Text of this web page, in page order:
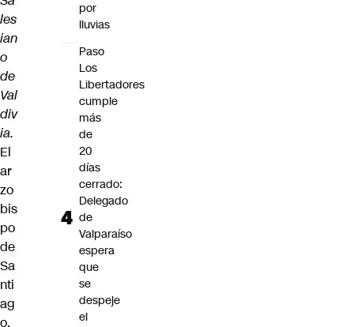
les
ian
o
de
Val
div
ia.
El
ar
zo
bis
po
de
Sa
nti
ag
o,
por
lluvias
Paso
Los
Libertadores
cumple
más
de
20
días
cerrado:
Delegado
de
Valparaíso
espera
que
se
despeje
el